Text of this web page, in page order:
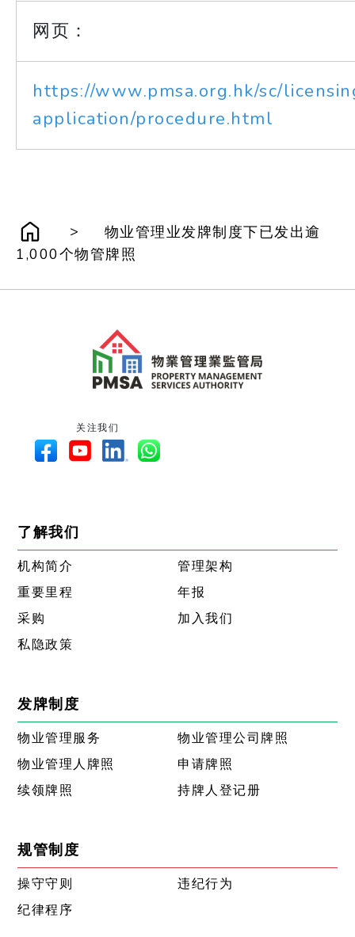
网页：
https://www.pmsa.org.hk/sc/
application/procedure.html
>
物业管理业发牌制度下已发出逾
1,000个物管牌照
关注我们
了解我们
机构简介
管理架构
重要里程
年报
采购
加入我们
私隐政策
发牌制度
物业管理服务
物业管理公司牌照
物业管理人牌照
申请牌照
续领牌照
持牌人登记册
规管制度
操守守则
违纪行为
纪律程序